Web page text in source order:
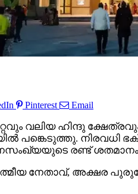
Pinterest Email
വലിയ ഹിന്ദു
പങ്കെടുത്തു.
രണ്ട്
നേതാവ്, അക്ഷര